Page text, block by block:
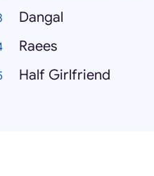
Dangal
Raees
Half Girlfriend